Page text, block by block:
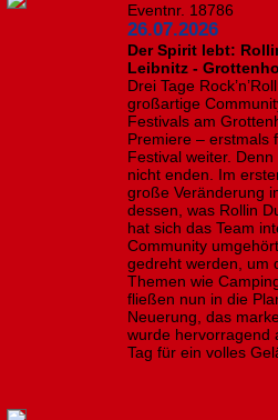
Eventnr. 18786
26.07.2026
​Der Spirit lebt:
Leibnitz -
Drei Tage
großartige
Festivals am
Premiere – erstmals
Festival weiter.
nicht enden. Im
große Veränderung
dessen, was Rollin
hat sich das Team
Community
gedreht werden, um
Themen wie
fließen nun in die
Neuerung, das
wurde hervorragend
Tag für ein volles